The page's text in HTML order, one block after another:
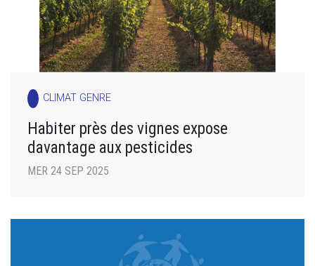
CLIMAT GENRE
Habiter près des vignes expose
davantage aux pesticides
MER 24 SEP 2025